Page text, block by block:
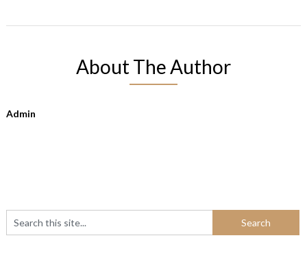
About The Author
Admin